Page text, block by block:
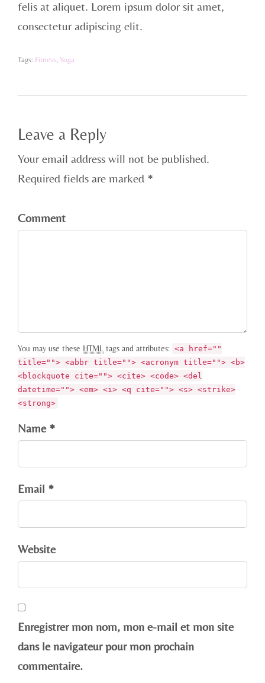
felis at aliquet. Lorem ipsum dolor sit amet,
consectetur adipiscing elit.
Tags: Fitness, Yoga
Leave a Reply
Your email address will not be published.
Required fields are marked *
Comment
You may use these HTML tags and attributes: <a href=""
title=""> <abbr title=""> <acronym title=""> <b>
<blockquote cite=""> <cite> <code> <del
datetime=""> <em> <i> <q cite=""> <s> <strike>
<strong>
Name *
Email *
Website
Enregistrer mon nom, mon e-mail et mon site
dans le navigateur pour mon prochain
commentaire.